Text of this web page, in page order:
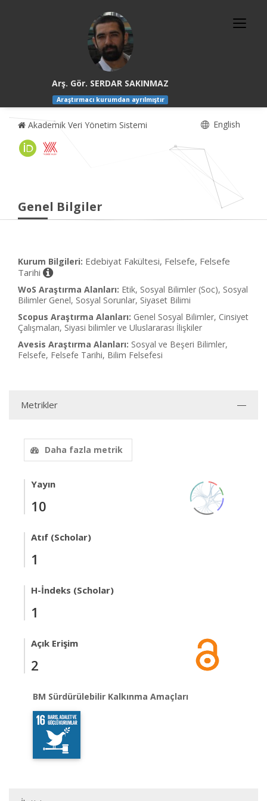
Arş. Gör. SERDAR SAKINMAZ
Araştırmacı kurumdan ayrılmıştır
Akademik Veri Yönetim Sistemi English
Genel Bilgiler
Kurum Bilgileri: Edebiyat Fakültesi, Felsefe, Felsefe
Tarihi
WoS Araştırma Alanları: Etik, Sosyal Bilimler (Soc), Sosyal
Bilimler Genel, Sosyal Sorunlar, Siyaset Bilimi
Scopus Araştırma Alanları: Genel Sosyal Bilimler, Cinsiyet
Çalışmaları, Siyasi bilimler ve Uluslararası İlişkiler
Avesis Araştırma Alanları: Sosyal ve Beşeri Bilimler,
Felsefe, Felsefe Tarihi, Bilim Felsefesi
Metrikler
Daha fazla metrik
Yayın
10
Atıf (Scholar)
1
H-İndeks (Scholar)
1
Açık Erişim
2
BM Sürdürülebilir Kalkınma Amaçları